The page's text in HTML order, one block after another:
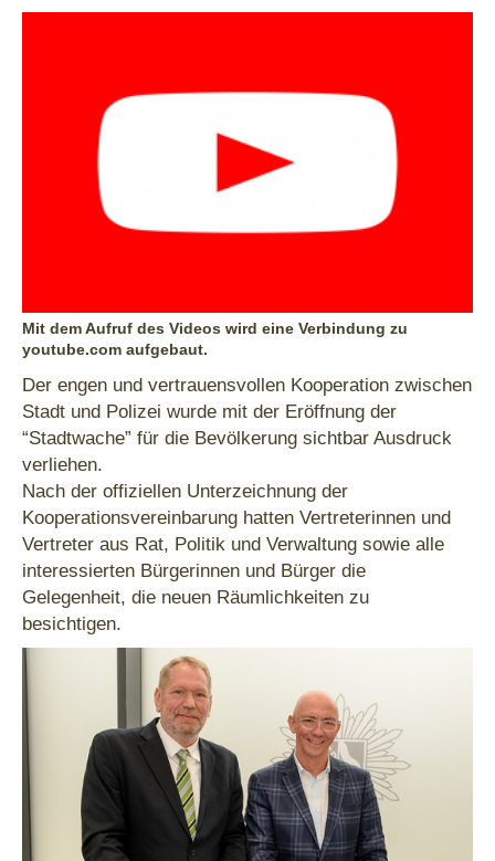
Mit dem Aufruf des Videos wird eine Verbindung zu
youtube.com aufgebaut.
Der engen und vertrauensvollen Kooperation zwischen
Stadt und Polizei wurde mit der Eröffnung der
“Stadtwache” für die Bevölkerung sichtbar Ausdruck
verliehen.
Nach der offiziellen Unterzeichnung der
Kooperationsvereinbarung hatten Vertreterinnen und
Vertreter aus Rat, Politik und Verwaltung sowie alle
interessierten Bürgerinnen und Bürger die
Gelegenheit, die neuen Räumlichkeiten zu
besichtigen.